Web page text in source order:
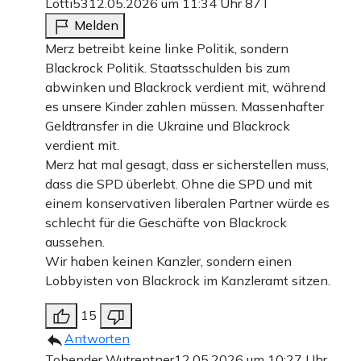
Lotti53 12.05.2026 um 11:34 Uhr87T
Melden
Merz betreibt keine linke Politik, sondern
Blackrock Politik. Staatsschulden bis zum
abwinken und Blackrock verdient mit, während
es unsere Kinder zahlen müssen. Massenhafter
Geldtransfer in die Ukraine und Blackrock
verdient mit.
Merz hat mal gesagt, dass er sicherstellen muss,
dass die SPD überlebt. Ohne die SPD und mit
einem konservativen liberalen Partner würde es
schlecht für die Geschäfte von Blackrock
aussehen.
Wir haben keinen Kanzler, sondern einen
Lobbyisten von Blackrock im Kanzleramt sitzen.
15
Antworten